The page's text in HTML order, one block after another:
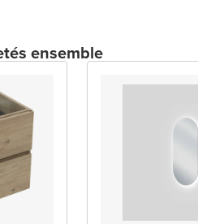
ensemble